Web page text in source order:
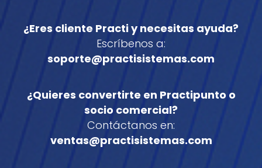
¿Eres cliente Practi y necesitas ayuda?
Escríbenos a:
soporte@practisistemas.com
¿Quieres convertirte en Practipunto o
socio comercial?
Contáctanos en:
ventas@practisistemas.com